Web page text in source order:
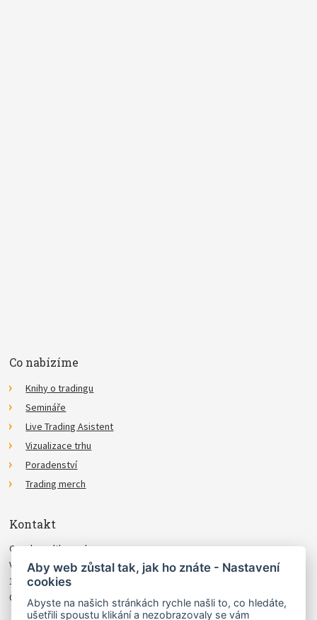
Co nabízíme
Knihy o tradingu
Semináře
Live Trading Asistent
Vizualizace trhu
Poradenství
Trading merch
Kontakt
Czechwealth, spol. s r.o.
Višňová 4
140 00 Praha 4
Česká Republika
Aby web zůstal tak, jak ho znáte - Nastavení
cookies
Abyste na našich stránkách rychle našli to, co hledáte,
ušetřili spoustu klikání a nezobrazovaly se vám